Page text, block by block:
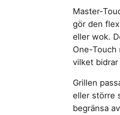
Master-
gör den
eller wok.
One-
vilket
Grillen
eller större
begränsa